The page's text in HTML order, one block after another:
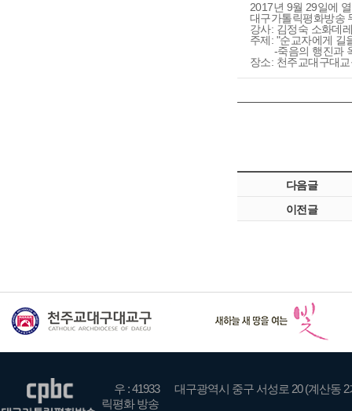
2017년 9월 29일에
대구가톨릭평화방송
강사: 김정숙 소화데
주제: "순교자에게 길
-죽음의 행진과
장소: 천주교대구대
다음글
이전글
우 : 41933
대구광역시 중구 서성로 20 (계산동 2
릭평화 방송